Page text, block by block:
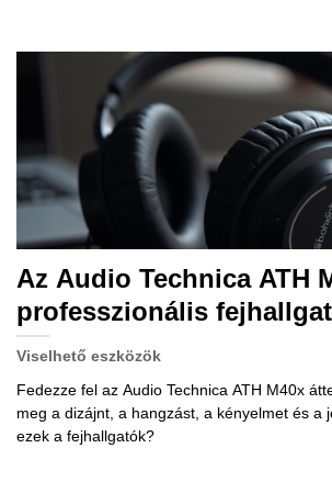
Az Audio Technica ATH
professzionális
értékelése.
Viselhető eszközök
Fedezze fel az Audio Technica ATH M40x
meg a dizájnt, a hangzást, a kényelmet és a
ezek a fejhallgatók?